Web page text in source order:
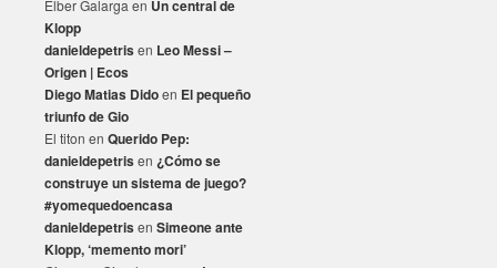
Elber Galarga en Un central de
Klopp
danieldepetrisen Leo Messi –
Origen | Ecos
Diego Matias Didoen El pequeño
triunfo de Gio
El titon en Querido Pep:
danieldepetrisen ¿Cómo se
construye un sistema de juego?
#yomequedoencasa
danieldepetrisen Simeone ante
Klopp, ‘memento mori’